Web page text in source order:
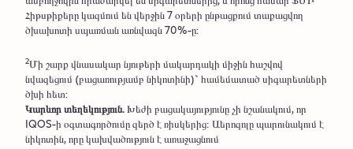
Հիթսթիքերը կազմում են վերջին 7 օրերի ընթացքում տաքացվող
ծխախոտի սպառման առնվազն 70%-ը:
2Մի շարք վնասակար նյութերի մակարդակի միջին հաշվով
նվազեցում (բացառությամբ նիկոտինի)` համեմատած սիգարետների
ծխի հետ:
Կարևոր տեղեկություն.Խեժի բացակայությունը չի նշանակում, որ
IQOS-ի օգտագործումը զերծ է ռիսկերից։ Աերոզոլը պարունակում է
նիկոտին, որը կախվածություն է առաջացնում